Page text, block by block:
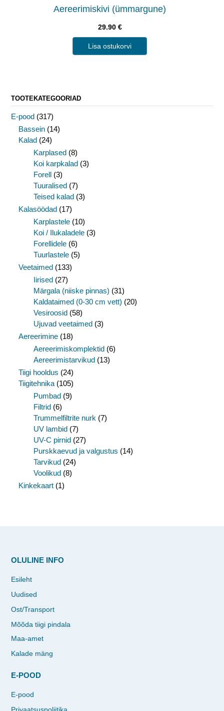
Aereerimiskivi (ümmargune)
29.90 €
Lisa ostukorvi
TOOTEKATEGOORIAD
E-pood (317)
Bassein (14)
Kalad (24)
Karplased (8)
Koi karpkalad (3)
Forell (3)
Tuuralised (7)
Teised kalad (3)
Kalasöödad (17)
Karplastele (10)
Koi / Ilukaladele (3)
Forellidele (6)
Tuurlastele (5)
Veetaimed (133)
Iirised (27)
Märgala (niiske pinnas) (31)
Kaldataimed (0-30 cm vett) (20)
Vesiroosid (58)
Ujuvad veetaimed (3)
Aereerimine (18)
Aereerimiskomplektid (6)
Aereerimistarvikud (13)
Tiigi hooldus (24)
Tiigitehnika (105)
Pumbad (9)
Filtrid (6)
Trummelfiltrite nurk (7)
UV lambid (7)
UV-C pirnid (27)
Purskkaevud ja valgustus (14)
Tarvikud (24)
Voolikud (8)
Kinkekaart (1)
OLULINE INFO
Esileht
Uudised
Ost/Transport
Mõõda tiigi pindala
Maa-amet
Kalade mäng
E-POOD
E-pood